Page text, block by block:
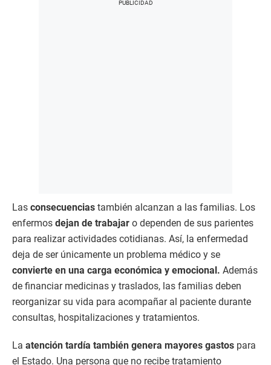
Las consecuencias también alcanzan a las familias. Los
enfermos dejan de trabajar o dependen de sus parientes
para realizar actividades cotidianas. Así, la enfermedad
deja de ser únicamente un problema médico y se
convierte en una carga económica y emocional. Además
de financiar medicinas y traslados, las familias deben
reorganizar su vida para acompañar al paciente durante
consultas, hospitalizaciones y tratamientos.
La atención tardía también genera mayores gastos para
el Estado. Una persona que no recibe tratamiento